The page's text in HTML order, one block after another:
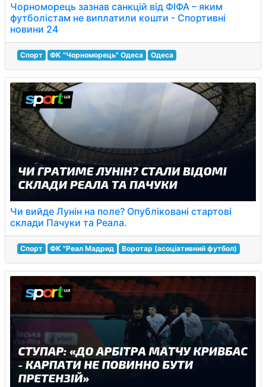
Чорноморець зазнав санкцій від ФІФА – яким
футболістам не виплатили кошти - Спортивні
новини 24
Спорт ФК "Чорноморець" Одеса Одеса
Чи вийде Лунін на поле? Опубліковані стартові
склади Пачуки та Реала.
Спорт ФК "Реал Мадрид Воротар (асоціативний футбол)